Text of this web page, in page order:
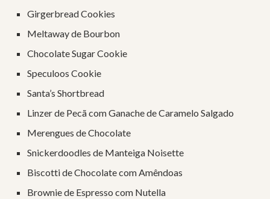
Girgerbread Cookies
Meltaway de Bourbon
Chocolate Sugar Cookie
Speculoos Cookie
Santa’s Shortbread
Linzer de Pecã com Ganache de Caramelo Salgado
Merengues de Chocolate
Snickerdoodles de Manteiga Noisette
Biscotti de Chocolate com Amêndoas
Brownie de Espresso com Nutella